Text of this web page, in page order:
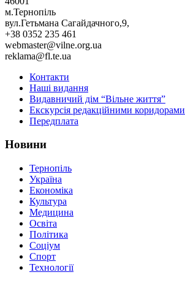
м.Тернопіль
вул.Гетьмана Сагайдачного,9,
+38 0352 235 461
webmaster@vilne.org.ua
reklama@fl.te.ua
Контакти
Наші видання
Видавничий дім “Вільне життя”
Екскурсія редакційними коридорами
Передплата
Новини
Тернопіль
Україна
Економіка
Культура
Медицина
Освіта
Політика
Соціум
Спорт
Технології